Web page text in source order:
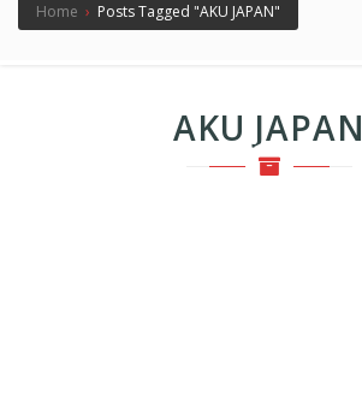
Home › Posts Tagged "AKU JAPAN"
AKU JAPAN